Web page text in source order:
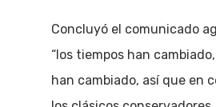
Concluyó el comunicado
“los tiempos han
han cambiado, así que en